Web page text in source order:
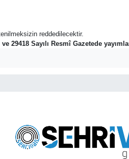
reddedilecektir.
29418 Sayılı Resmî Gazetede